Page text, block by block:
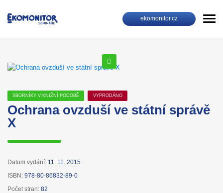
ekomonitor.cz
SBORNÍKY V KNIŽNÍ PODOBĚ VYPRODÁNO
Ochrana ovzduší ve státní správě
X
Datum vydání: 11. 11. 2015
ISBN: 978-80-86832-89-0
Počet stran: 82